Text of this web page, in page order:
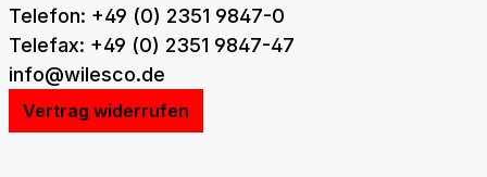
Telefon: +49 (0) 2351 9847-0
Telefax: +49 (0) 2351 9847-47
info@wilesco.de
Vertrag widerrufen